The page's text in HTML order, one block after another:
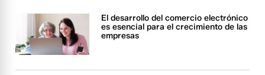
El desarrollo del comercio electrónico
es esencial para el crecimiento de las
empresas